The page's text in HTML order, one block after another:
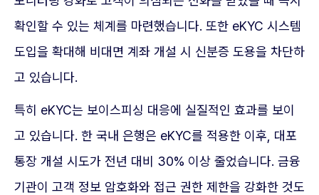
확인할 수 있는 체계를 마련했습니다. 또한 eKYC 시스템
도입을 확대해 비대면 계좌 개설 시 신분증 도용을 차단하
고 있습니다.
특히 eKYC는 보이스피싱 대응에 실질적인 효과를 보이
고 있습니다. 한 국내 은행은 eKYC를 적용한 이후, 대포
통장 개설 시도가 전년 대비 30% 이상 줄었습니다. 금융
기관이 고객 정보 암호화와 접근 권한 제한을 강화한 것도